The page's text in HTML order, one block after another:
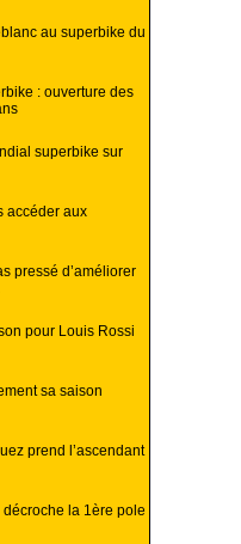
au superbike du
: ouverture des
superbike sur
accéder aux
pressé d’améliorer
pour Louis Rossi
sa saison
prend l’ascendant
la 1ère pole